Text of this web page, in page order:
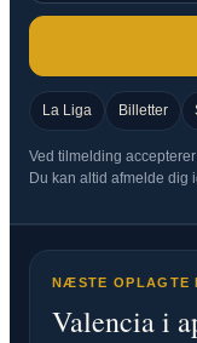
La Liga Billetter
Ved tilmelding
Du kan altid afmelde dig
NÆSTE OPLAGTE
Valencia i